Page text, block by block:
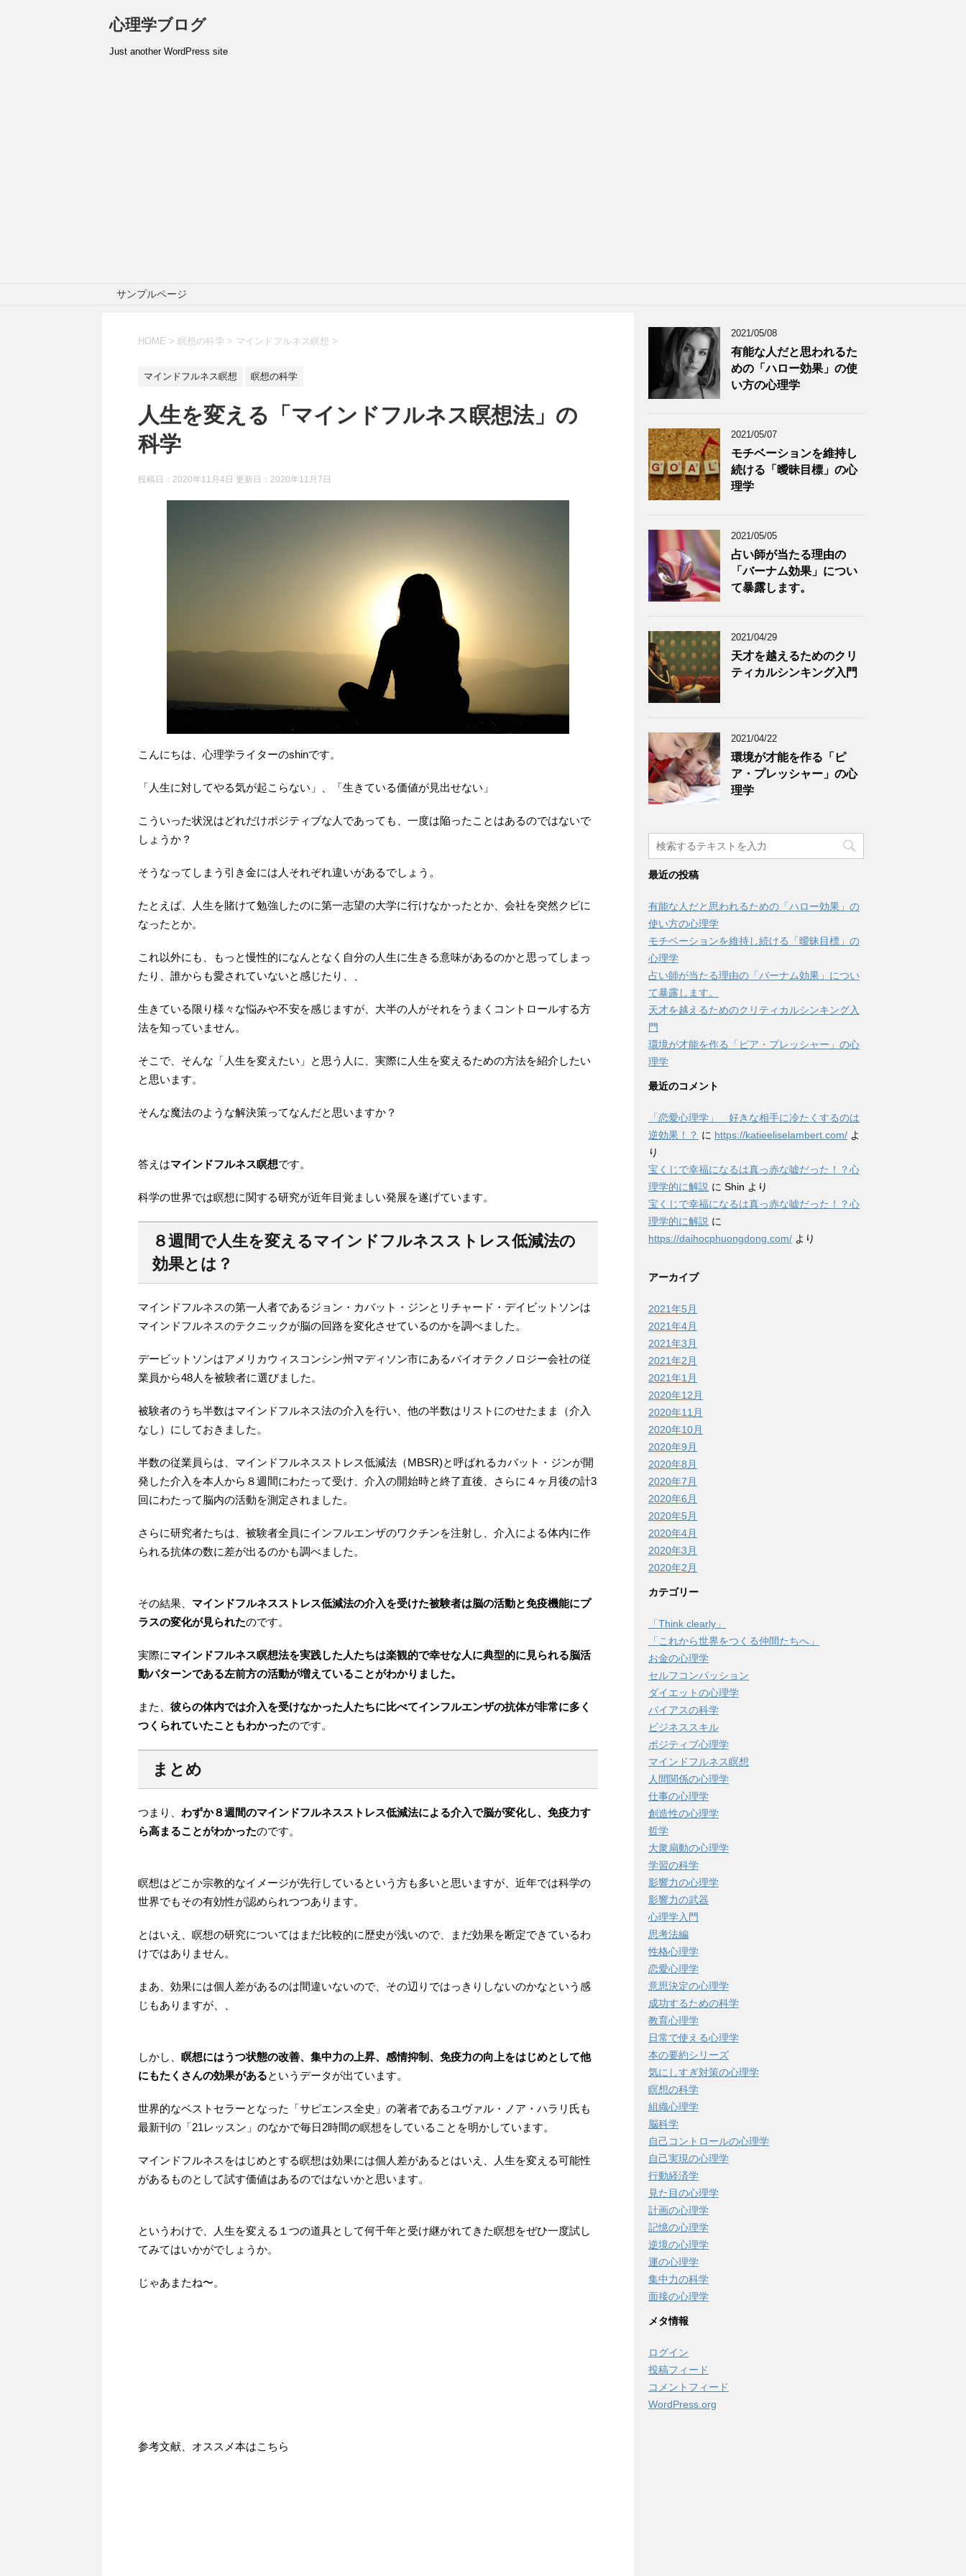
心理学ブログ
Just another WordPress site
サンプルページ
HOME > 瞑想の科学 > マインドフルネス瞑想 >
マインドフルネス瞑想 瞑想の科学
人生を変える「マインドフルネス瞑想法」の
科学
投稿日：2020年11月4日 更新日： 2020年11月7日
こんにちは、心理学ライターのshinです。
「人生に対してやる気が起こらない」、「生きている価値が見出せない」
こういった状況はどれだけポジティブな人であっても、一度は陥ったことはあるのではないで
しょうか？
そうなってしまう引き金には人それぞれ違いがあるでしょう。
たとえば、人生を賭けて勉強したのに第一志望の大学に行けなかったとか、会社を突然クビに
なったとか。
これ以外にも、もっと慢性的になんとなく自分の人生に生きる意味があるのかと思ってしまっ
たり、誰からも愛されていないと感じたり、、
生きている限り様々な悩みや不安を感じますが、大半の人がそれをうまくコントロールする方
法を知っていません。
そこで、そんな「人生を変えたい」と思う人に、実際に人生を変えるための方法を紹介したい
と思います。
そんな魔法のような解決策ってなんだと思いますか？
答えはマインドフルネス瞑想です。
科学の世界では瞑想に関する研究が近年目覚ましい発展を遂げています。
８週間で人生を変えるマインドフルネスストレス低減法の
効果とは？
マインドフルネスの第一人者であるジョン・カバット・ジンとリチャード・デイビットソンは
マインドフルネスのテクニックが脳の回路を変化させているのかを調べました。
デービットソンはアメリカウィスコンシン州マディソン市にあるバイオテクノロジー会社の従
業員から48人を被験者に選びました。
被験者のうち半数はマインドフルネス法の介入を行い、他の半数はリストにのせたまま（介入
なし）にしておきました。
半数の従業員らは、マインドフルネスストレス低減法（MBSR)と呼ばれるカバット・ジンが開
発した介入を本人から８週間にわたって受け、介入の開始時と終了直後、さらに４ヶ月後の計3
回にわたって脳内の活動を測定されました。
さらに研究者たちは、被験者全員にインフルエンザのワクチンを注射し、介入による体内に作
られる抗体の数に差が出るのかも調べました。
その結果、 マインドフルネスストレス低減法の介入を受けた被験者は脳の活動と免疫機能にプ
ラスの変化が見られたのです。
実際にマインドフルネス瞑想法を実践した人たちは楽観的で幸せな人に典型的に見られる脳活
動パターンである左前方の活動が増えていることがわかりました。
また、 彼らの体内では介入を受けなかった人たちに比べてインフルエンザの抗体が非常に多く
つくられていたこともわかったのです。
まとめ
つまり、 わずか８週間のマインドフルネスストレス低減法による介入で脳が変化し、免疫力す
ら高まることがわかったのです。
瞑想はどこか宗教的なイメージが先行しているという方も多いと思いますが、近年では科学の
世界でもその有効性が認められつつあります。
とはいえ、瞑想の研究についてはまだ比較的に歴史が浅いので、まだ効果を断定できているわ
けではありません。
まあ、効果には個人差があるのは間違いないので、その辺りではっきりしないのかなという感
じもありますが、、
しかし、 瞑想にはうつ状態の改善、集中力の上昇、感情抑制、免疫力の向上をはじめとして他
にもたくさんの効果があるというデータが出ています。
世界的なベストセラーとなった「サピエンス全史」の著者であるユヴァル・ノア・ハラリ氏も
最新刊の「21レッスン」のなかで毎日2時間の瞑想をしていることを明かしています。
マインドフルネスをはじめとする瞑想は効果には個人差があるとはいえ、人生を変える可能性
があるものとして試す価値はあるのではないかと思います。
というわけで、人生を変える１つの道具として何千年と受け継がれてきた瞑想をぜひ一度試し
てみてはいかがでしょうか。
じゃあまたね〜。
参考文献、オススメ本はこちら
2021/05/08
有能な人だと思われるた
めの「ハロー効果」の使
い方の心理学
2021/05/07
モチベーションを維持し
続ける「曖昧目標」の心
理学
2021/05/05
占い師が当たる理由の
「バーナム効果」につい
て暴露します。
2021/04/29
天才を越えるためのクリ
ティカルシンキング入門
2021/04/22
環境が才能を作る「ピ
ア・プレッシャー」の心
理学
最近の投稿
有能な人だと思われるための「ハロー効果」の
使い方の心理学
モチベーションを維持し続ける「曖昧目標」の
心理学
占い師が当たる理由の「バーナム効果」につい
て暴露します。
天才を越えるためのクリティカルシンキング入
門
環境が才能を作る「ピア・プレッシャー」の心
理学
最近のコメント
「恋愛心理学」 好きな相手に冷たくするのは
逆効果！？ に https://katieeliselambert.com/ よ
り
宝くじで幸福になるは真っ赤な嘘だった！？心
理学的に解説 に Shin より
宝くじで幸福になるは真っ赤な嘘だった！？心
理学的に解説 に
https://daihocphuongdong.com/ より
アーカイブ
2021年5月
2021年4月
2021年3月
2021年2月
2021年1月
2020年12月
2020年11月
2020年10月
2020年9月
2020年8月
2020年7月
2020年6月
2020年5月
2020年4月
2020年3月
2020年2月
カテゴリー
「Think clearly」
「これから世界をつくる仲間たちへ」
お金の心理学
セルフコンパッション
ダイエットの心理学
バイアスの科学
ビジネススキル
ポジティブ心理学
マインドフルネス瞑想
人間関係の心理学
仕事の心理学
創造性の心理学
哲学
大衆扇動の心理学
学習の科学
影響力の心理学
影響力の武器
心理学入門
思考法編
性格心理学
恋愛心理学
意思決定の心理学
成功するための科学
教育心理学
日常で使える心理学
本の要約シリーズ
気にしすぎ対策の心理学
瞑想の科学
組織心理学
脳科学
自己コントロールの心理学
自己実現の心理学
行動経済学
見た目の心理学
計画の心理学
記憶の心理学
逆境の心理学
運の心理学
集中力の科学
面接の心理学
メタ情報
ログイン
投稿フィード
コメントフィード
WordPress.org